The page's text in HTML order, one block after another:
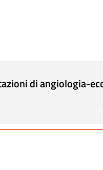
di angiologia-